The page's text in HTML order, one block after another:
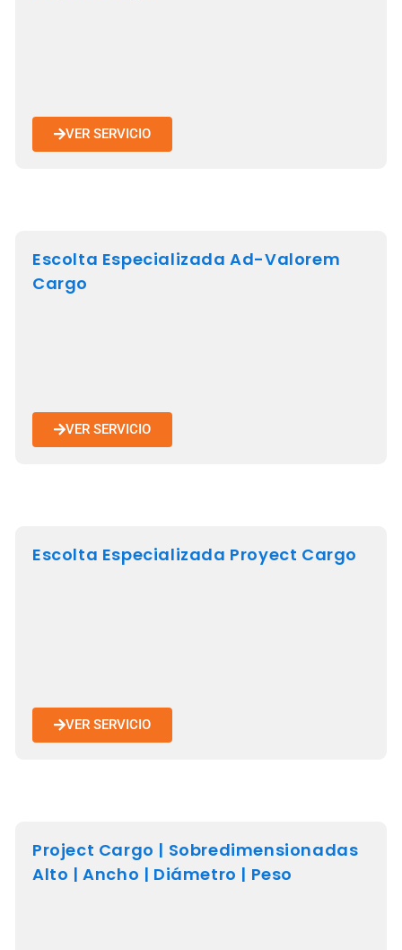
VER SERVICIO
Escolta Especializada Ad-Valorem
Cargo
VER SERVICIO
Escolta Especializada Proyect Cargo
VER SERVICIO
Project Cargo | Sobredimensionadas
Alto | Ancho | Diámetro | Peso